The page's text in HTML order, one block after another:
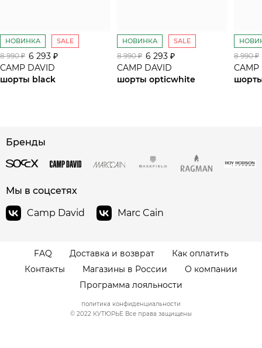
НОВИНКА SALE
8 990 ₽ 6 293 ₽
CAMP DAVID
шорты black
НОВИНКА SALE
8 990 ₽ 6 293 ₽
CAMP DAVID
шорты opticwhite
8 990 ₽
CAMP
Бренды
Мы в соцсетях
Camp David
Marc Cain
FAQ Доставка и возврат
Как оплатить
Контакты
Магазины в России
О компании
Программа лояльности
© 2022 КУТЮРЬЕ Все права защищены
политика конфиденциальности